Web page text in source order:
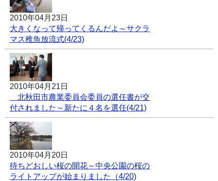
2010年04月23日
大きくなって帰ってくるんだよ～サクラ
マス稚魚放流式(4/23)
2010年04月21日
北秋田市農業委員会委員の選任書が交
付されました～新たに４名を選任(4/21)
2010年04月20日
待ちどおしい桜の開花～中央公園の桜の
ライトアップが始まりました（4/20)